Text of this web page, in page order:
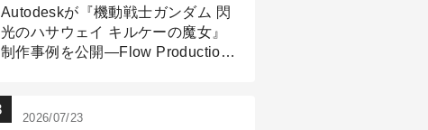
Autodeskが『機動戦士ガンダム 閃
光のハサウェイ キルケーの魔女』
制作事例を公開―Flow Production
2026/07/23